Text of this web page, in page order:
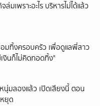
มเพราะอะไร บริหารไม่ได้แล้ว
มทิ้งครอบครัว เพื่อดูแลพี่สาว
งินก็ไม่คิดทอดทิ้ง"
มลองแล้ว เปิดเสียงนี้ ตอน
ยุด